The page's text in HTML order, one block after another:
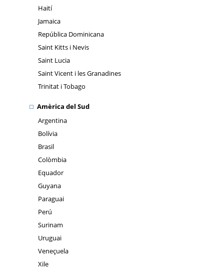
Haití
Jamaica
República Dominicana
Saint Kitts i Nevis
Saint Lucia
Saint Vicent i les Granadines
Trinitat i Tobago
Amèrica del Sud
Argentina
Bolívia
Brasil
Colòmbia
Equador
Guyana
Paraguai
Perú
Surinam
Uruguai
Veneçuela
Xile